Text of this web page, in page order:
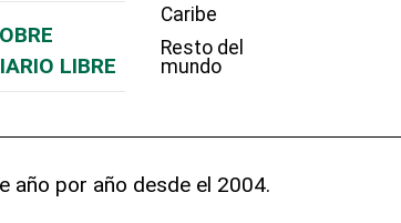
LIBRE
Caribe
Resto del
mundo
año por año desde el 2004.